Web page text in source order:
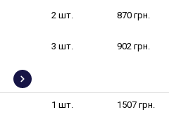
2 шт. 870 грн.
3 шт. 902 грн.
1 шт. 1507 грн.